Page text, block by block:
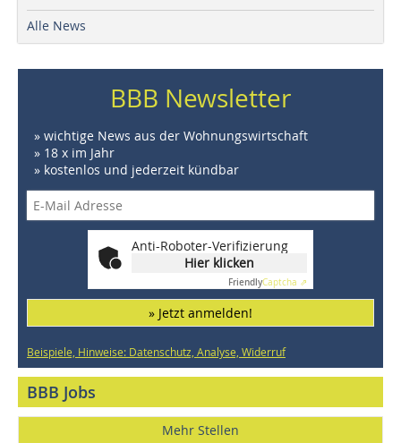
Alle News
BBB Newsletter
» wichtige News aus der Wohnungswirtschaft
» 18 x im Jahr
» kostenlos und jederzeit kündbar
Anti-Roboter-Verifizierung
Hier klicken
FriendlyCaptcha ⇗
» Jetzt anmelden!
Beispiele, Hinweise: Datenschutz, Analyse, Widerruf
BBB Jobs
Mehr Stellen